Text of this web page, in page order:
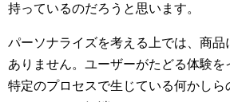
持っているのだろうと思います。
パーソナライズを考える上では、商品
ありません。ユーザーがたどる体験を
特定のプロセスで生じている何かしら